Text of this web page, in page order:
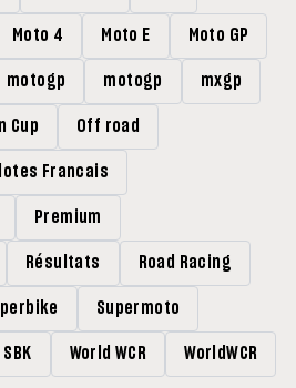
Moto 4 Moto E Moto GP
motogp motogp mxgp
Cup Off road
Francais
Premium
Résultats Road Racing
Supermoto
World WCR WorldWCR